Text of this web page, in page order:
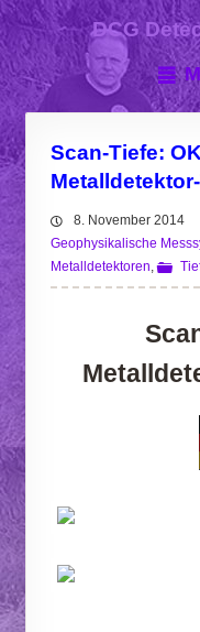
DCG
Scan-Tiefe:
8. November 2014
Geophysikalische
Metalldetektoren,